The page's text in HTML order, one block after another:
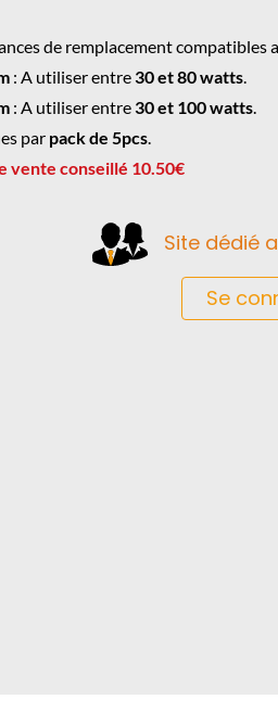
de remplacement compatibles
: A utiliser entre 30 et 80 watts.
: A utiliser entre 30 et 100 watts.
par pack de 5pcs.
vente conseillé 10.50€
Site dédié
Se